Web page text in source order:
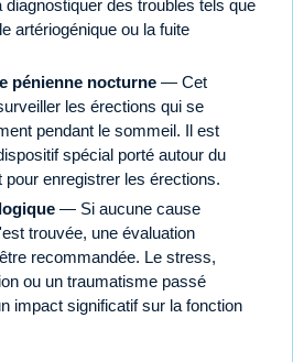
diagnostiquer des troubles tels que
artériogénique ou la fuite
pénienne nocturne — Cet
les érections qui se
pendant le sommeil. Il est
spécial porté autour du
pour enregistrer les érections.
— Si aucune cause
trouvée, une évaluation
recommandée. Le stress,
ou un traumatisme passé
impact significatif sur la fonction